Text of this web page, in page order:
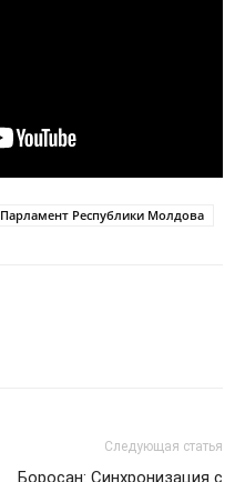
Парламент Республики Молдова
Следующая статья
Боросан: Синхронизация с